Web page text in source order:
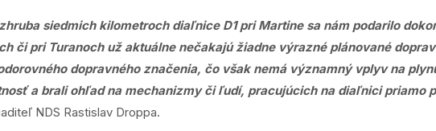
siedmich kilometroch diaľnice D1 pri Martine sa nám podarilo
či pri Turanoch už aktuálne nečakajú žiadne výrazné plánované
dopravného značenia, čo však nemá významný vplyv na
a brali ohľad na mechanizmy či ľudí, pracujúcich na diaľnici priamo
NDS Rastislav Droppa.